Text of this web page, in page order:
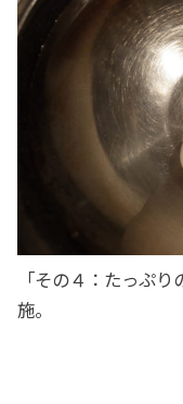
「その４：たっぷ
施。